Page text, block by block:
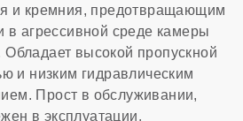
газе
и кремния, предотвращающим
в агрессивной среде камеры
Обладает высокой пропускной
и низким гидравлическим
Прост в обслуживании,
в эксплуатации.